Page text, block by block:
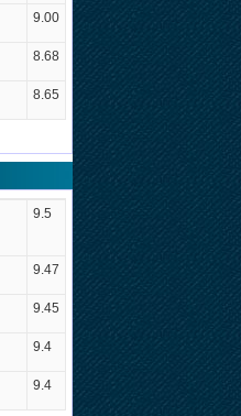
9.00
8.68
8.65
9.5
9.47
9.45
9.4
9.4